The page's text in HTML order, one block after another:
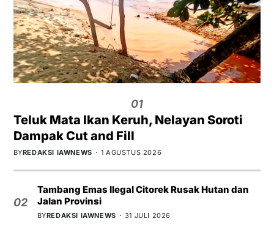
01
Teluk Mata Ikan Keruh, Nelayan Soroti
Dampak Cut and Fill
BYREDAKSI IAWNEWS 1 AGUSTUS 2026
02
Tambang Emas Ilegal Citorek Rusak Hutan dan
Jalan Provinsi
BYREDAKSI IAWNEWS 31 JULI 2026